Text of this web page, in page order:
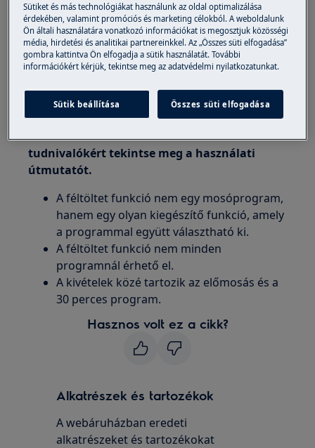
Mire vonatkozik:
Beépített mosogatógépre
Szabadon álló mosogatógépre
Megoldás:
1. A programokra és a további beállításokra
vonatkozó részletes információkért és
tudnivalókért tekintse meg a használati
útmutatót.
A féltöltet funkció nem egy mosóprogram,
hanem egy olyan kiegészítő funkció, amely
a programmal együtt választható ki.
A féltöltet funkció nem minden
programnál érhető el.
A kivételek közé tartozik az előmosás és a
30 perces program.
Hasznos volt ez a cikk?
Alkatrészek és tartozékok
A webáruházban eredeti
alkatrészeket és tartozékokat
Sütiket és más technológiákat használunk az oldal optimalizálása
érdekében, valamint promóciós és marketing célokból. A weboldalunk
Ön általi használatára vonatkozó információkat is megosztjuk közösségi
média, hirdetési és analitikai partnereinkkel. Az „Összes süti elfogadása”
gombra kattintva Ön elfogadja a sütik használatát. További
információkért kérjük, tekintse meg az adatvédelmi nyilatkozatunkat.
Sütik beállítása Összes süti elfogadása